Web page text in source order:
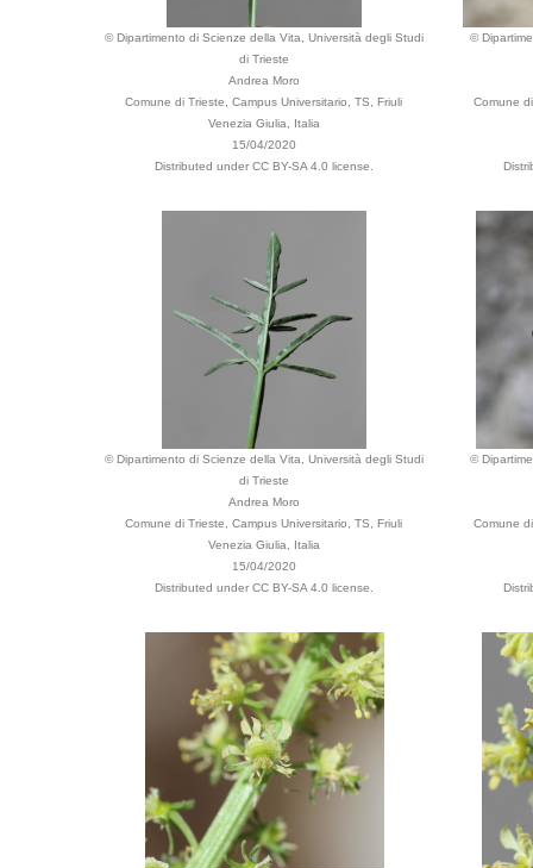
© Dipartimento di Scienze della Vita, Università degli Studi
di Trieste
Andrea Moro
Comune di Trieste, Campus Universitario, TS, Friuli
Venezia Giulia, Italia
15/04/2020
Distributed under CC BY-SA 4.0 license.
©
Comune
© Dipartimento di Scienze della Vita, Università degli Studi
di Trieste
Andrea Moro
Comune di Trieste, Campus Universitario, TS, Friuli
Venezia Giulia, Italia
15/04/2020
Distributed under CC BY-SA 4.0 license.
©
Comune